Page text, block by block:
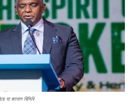
যা জানাল বিসিবি